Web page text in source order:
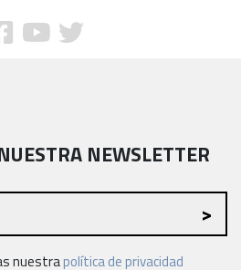
NEWSLETTER
nuestrapolítica de privacidad